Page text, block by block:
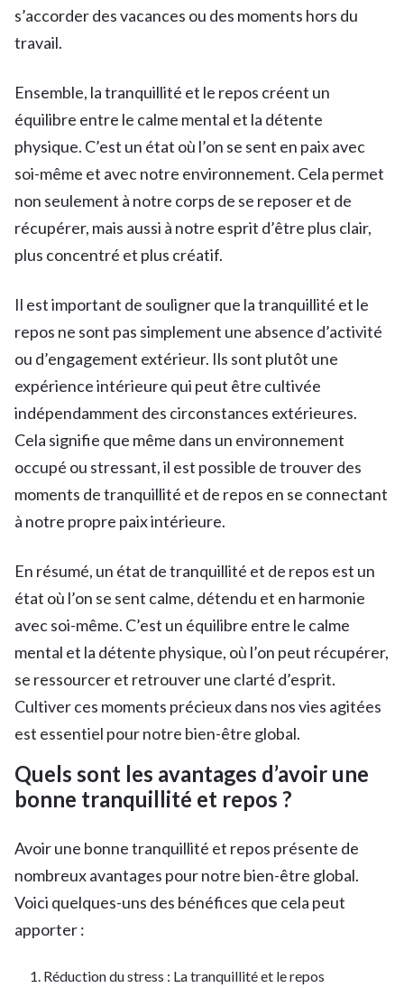
s’accorder des vacances ou des moments hors du
travail.
Ensemble, la tranquillité et le repos créent un
équilibre entre le calme mental et la détente
physique. C’est un état où l’on se sent en paix avec
soi-même et avec notre environnement. Cela permet
non seulement à notre corps de se reposer et de
récupérer, mais aussi à notre esprit d’être plus clair,
plus concentré et plus créatif.
Il est important de souligner que la tranquillité et le
repos ne sont pas simplement une absence d’activité
ou d’engagement extérieur. Ils sont plutôt une
expérience intérieure qui peut être cultivée
indépendamment des circonstances extérieures.
Cela signifie que même dans un environnement
occupé ou stressant, il est possible de trouver des
moments de tranquillité et de repos en se connectant
à notre propre paix intérieure.
En résumé, un état de tranquillité et de repos est un
état où l’on se sent calme, détendu et en harmonie
avec soi-même. C’est un équilibre entre le calme
mental et la détente physique, où l’on peut récupérer,
se ressourcer et retrouver une clarté d’esprit.
Cultiver ces moments précieux dans nos vies agitées
est essentiel pour notre bien-être global.
Quels sont les avantages d’avoir une
bonne tranquillité et repos ?
Avoir une bonne tranquillité et repos présente de
nombreux avantages pour notre bien-être global.
Voici quelques-uns des bénéfices que cela peut
apporter :
Réduction du stress : La tranquillité et le repos